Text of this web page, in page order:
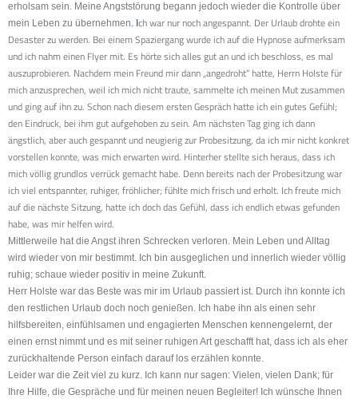
erholsam sein. Meine Angststörung begann jedoch wieder die Kontrolle über
mein Leben zu übernehmen. ch war nur noch angespannt. Der Urlaub drohte ein
Desaster zu werden. Bei einem Spaziergang wurde ich auf die Hypnose aufmerksam
und ich nahm einen Flyer mit. Es hörte sich alles gut an und ich beschloss, es mal
auszuprobieren. Nachdem mein Freund mir dann „angedroht“ hatte, Herrn Holste für
mich anzusprechen, weil ich mich nicht traute, sammelte ich meinen Mut zusammen
und ging auf ihn zu. Schon nach diesem ersten Gespräch hatte ich ein gutes Gefühl;
den Eindruck, bei ihm gut aufgehoben zu sein. Am nächsten Tag ging ich dann
ängstlich, aber auch gespannt und neugierig zur Probesitzung, da ich mir nicht konkret
vorstellen konnte, was mich erwarten wird. Hinterher stellte sich heraus, dass ich
mich völlig grundlos verrück gemacht habe. Denn bereits nach der Probesitzung war
ich viel entspannter, ruhiger, fröhlicher; fühlte mich frisch und erholt. Ich freute mich
auf die nächste Sitzung, hatte ich doch das Gefühl, dass ich endlich etwas gefunden
habe, was mir helfen wird.
Mittlerweile hat die Angst ihren Schrecken verloren. Mein Leben und Alltag
wird wieder von mir bestimmt. Ich bin ausgeglichen und innerlich wieder völlig
ruhig; schaue wieder positiv in meine Zukunft.
Herr Holste war das Beste was mir im Urlaub passiert ist. Durch ihn konnte ich
den restlichen Urlaub doch noch genießen. Ich habe ihn als einen sehr
hilfsbereiten, einfühlsamen und engagierten Menschen kennengelernt, der
einen ernst nimmt und es mit seiner ruhigen Art geschafft hat, dass ich als eher
zurückhaltende Person einfach darauf los erzählen konnte.
Leider war die Zeit viel zu kurz. Ich kann nur sagen: Vielen, vielen Dank; für
Ihre Hilfe, die Gespräche und für meinen neuen Begleiter! Ich wünsche Ihnen